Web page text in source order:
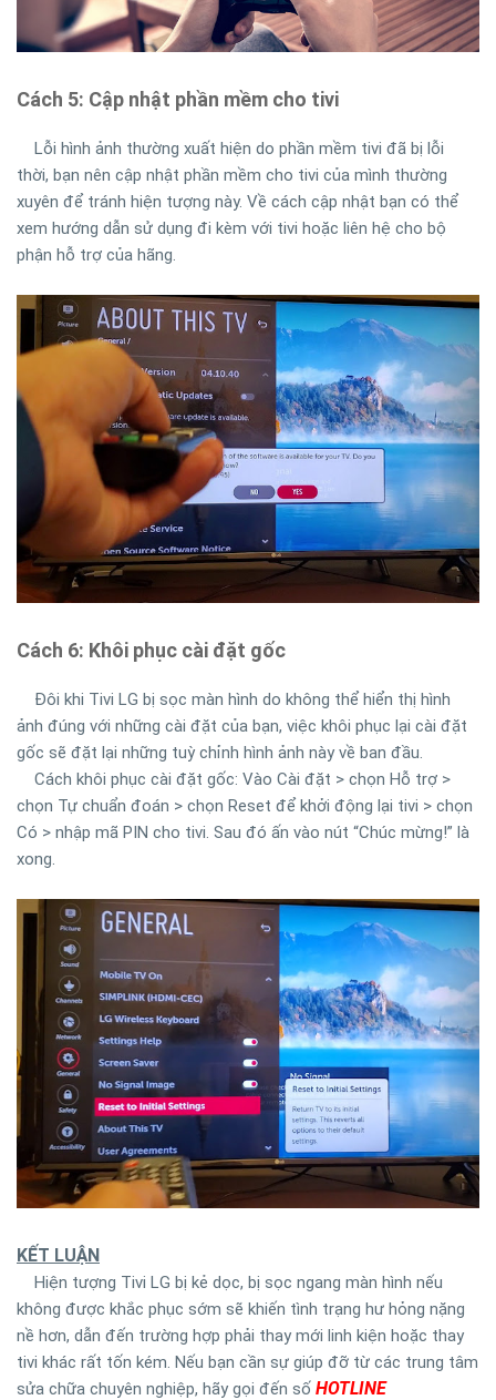
Cách 5: Cập nhật phần mềm cho tivi
Lỗi hình ảnh thường xuất hiện do phần mềm tivi đã bị lỗi
thời, bạn nên cập nhật phần mềm cho tivi của mình thường
xuyên để tránh hiện tượng này. Về cách cập nhật bạn có thể
xem hướng dẫn sử dụng đi kèm với tivi hoặc liên hệ cho bộ
phận hỗ trợ của hãng.
Cách 6: Khôi phục cài đặt gốc
Đôi khi Tivi LG bị sọc màn hình do không thể hiển thị hình
ảnh đúng với những cài đặt của bạn, việc khôi phục lại cài đặt
gốc sẽ đặt lại những tuỳ chỉnh hình ảnh này về ban đầu.
Cách khôi phục cài đặt gốc: Vào Cài đặt > chọn Hỗ trợ >
chọn Tự chuẩn đoán > chọn Reset để khởi động lại tivi > chọn
Có > nhập mã PIN cho tivi. Sau đó ấn vào nút “Chúc mừng!” là
xong.
KẾT LUẬN
Hiện tượng Tivi LG bị kẻ dọc, bị sọc ngang màn hình nếu
không được khắc phục sớm sẽ khiến tình trạng hư hỏng nặng
nề hơn, dẫn đến trường hợp phải thay mới linh kiện hoặc thay
tivi khác rất tốn kém. Nếu bạn cần sự giúp đỡ từ các trung tâm
sửa chữa chuyên nghiệp, hãy gọi đến số HOTLINE